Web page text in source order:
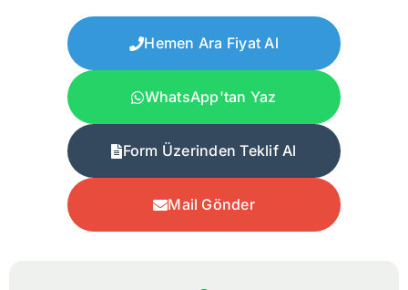
Hemen Ara Fiyat Al
WhatsApp'tan Yaz
Form Üzerinden Teklif Al
Mail Gönder